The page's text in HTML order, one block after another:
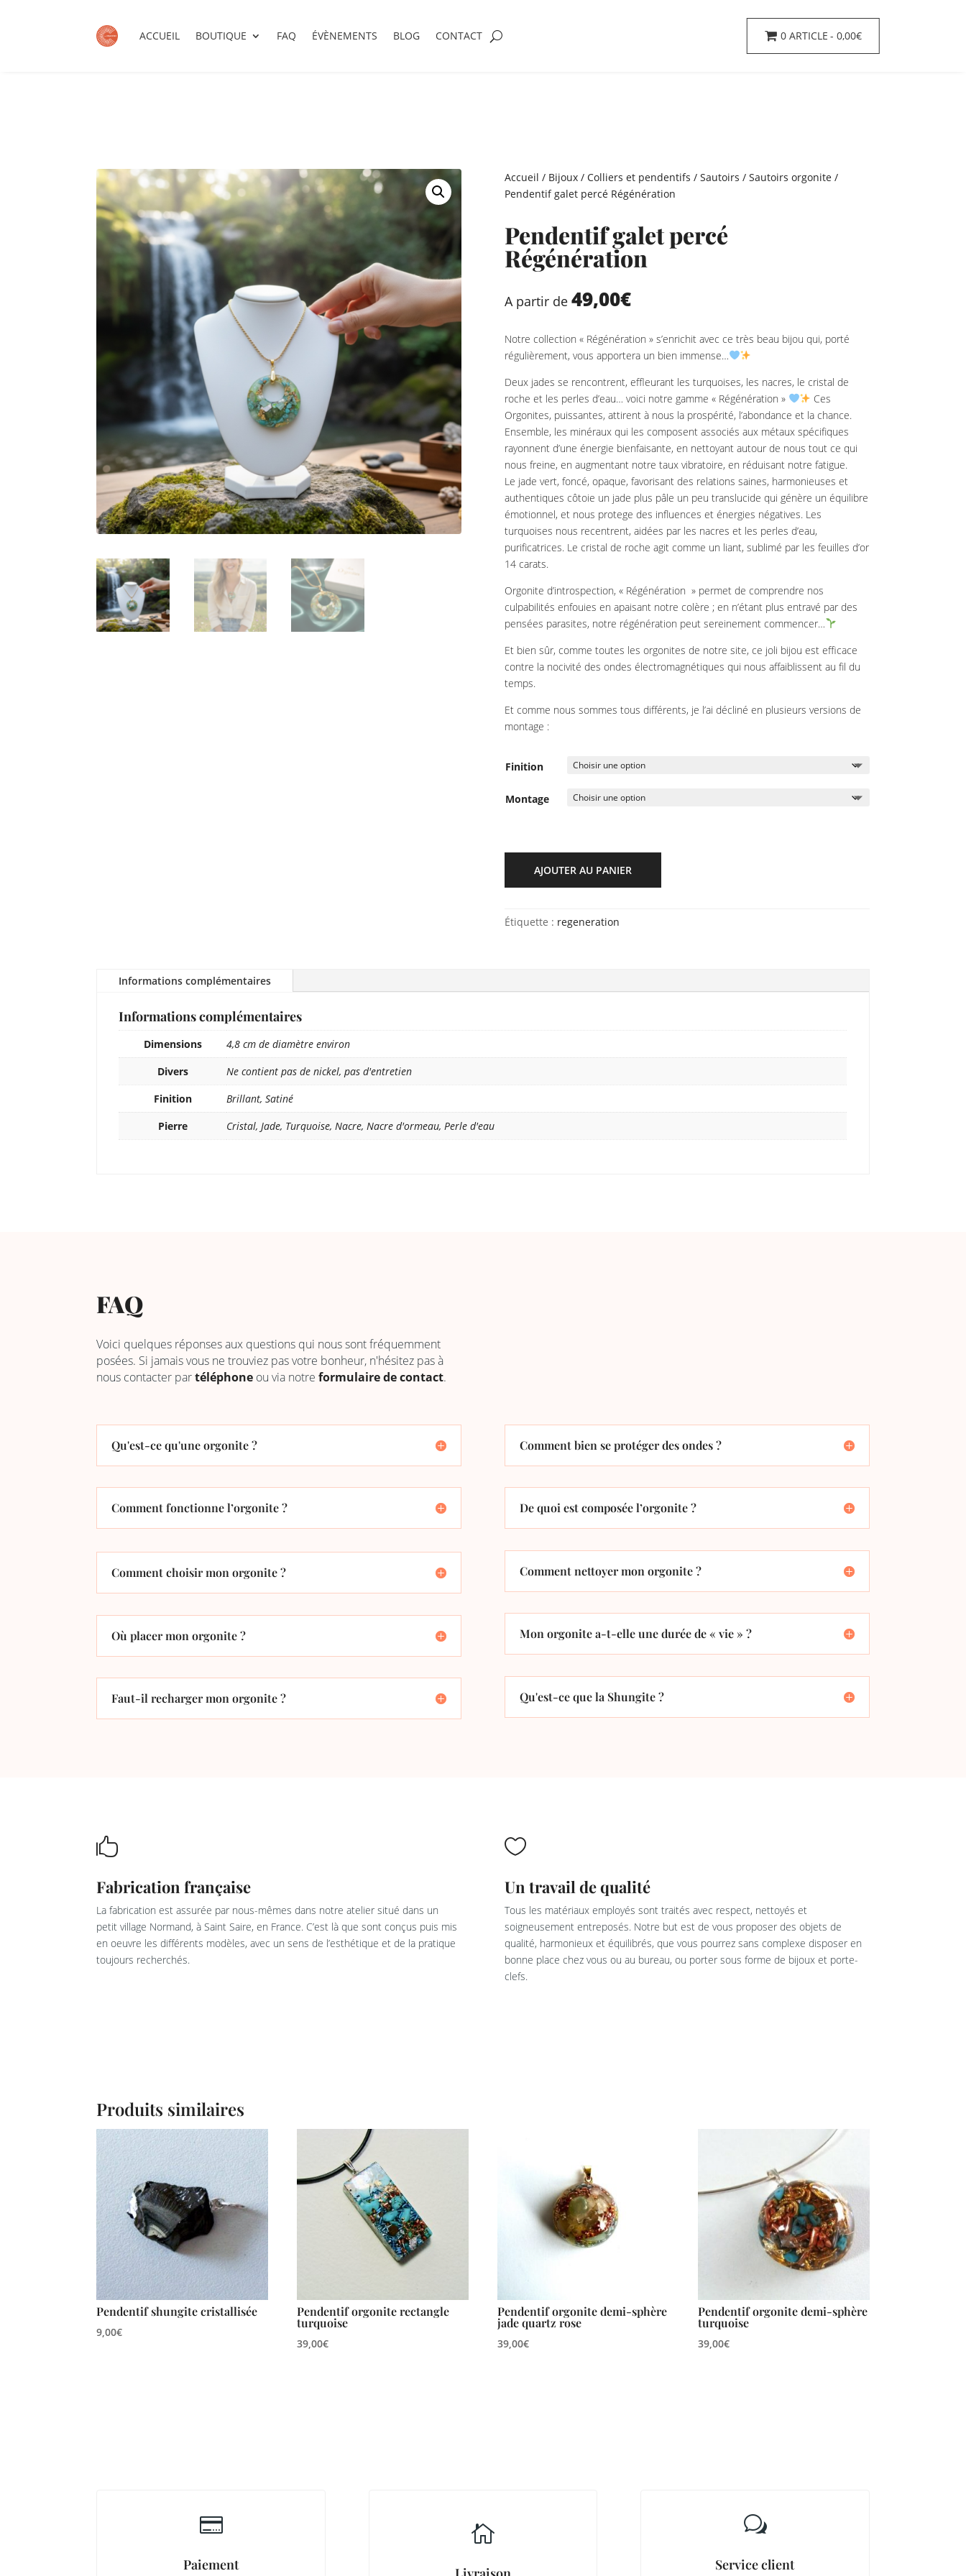
ACCUEIL BOUTIQUE FAQ ÉVÈNEMENTS BLOG CONTACT 0 ARTICLE 0,00€
Accueil / Bijoux/ Colliers et pendentifs / Sautoirs / Sautoirs orgonite/
Pendentif galet percé Régénération
Pendentif galet percé
Régénération
A partir de 49,00€
Notre collection « Régénération » s’enrichit avec ce très beau bijou qui, porté
régulièrement, vous apportera un bien immense…
Deux jades se rencontrent, effleurant les turquoises, les nacres, le cristal de
roche et les perles d’eau… voici notre gamme « Régénération »
Ces
Orgonites, puissantes, attirent à nous la prospérité, l’abondance et la chance.
Ensemble, les minéraux qui les composent associés aux métaux spécifiques
rayonnent d’une énergie bienfaisante, en nettoyant autour de nous tout ce qui
nous freine, en augmentant notre taux vibratoire, en réduisant notre fatigue.
Le jade vert, foncé, opaque, favorisant des relations saines, harmonieuses et
authentiques côtoie un jade plus pâle un peu translucide qui génère un équilibre
émotionnel, et nous protege des influences et énergies négatives. Les
turquoises nous recentrent, aidées par les nacres et les perles d’eau,
purificatrices. Le cristal de roche agit comme un liant, sublimé par les feuilles d’or
14 carats.
Orgonite d’introspection, « Régénération » permet de comprendre nos
culpabilités enfouies en apaisant notre colère ; en n’étant plus entravé par des
pensées parasites, notre régénération peut sereinement commencer…
Et bien sûr, comme toutes les orgonites de notre site, ce joli bijou est efficace
contre la nocivité des ondes électromagnétiques qui nous affaiblissent au fil du
temps.
Et comme nous sommes tous différents, je l’ai décliné en plusieurs versions de
montage :
Finition
Montage
AJOUTER AU PANIER
Étiquette : regeneration
Informations complémentaires
Informations complémentaires
Dimensions
4,8 cm de diamètre environ
Divers
Ne contient pas de nickel, pas d'entretien
Finition
Brillant, Satiné
Pierre
Cristal, Jade, Turquoise, Nacre, Nacre d'ormeau, Perle d'eau
FAQ
Voici quelques réponses aux questions qui nous sont fréquemment
posées. Si jamais vous ne trouviez pas votre bonheur, n'hésitez pas à
nous contacter partéléphone ou via notreformulaire de contact.
Qu'est-ce qu'une orgonite ?
Comment fonctionne l’orgonite ?
Comment choisir mon orgonite ?
Où placer mon orgonite ?
Faut-il recharger mon orgonite ?
Comment bien se protéger des ondes ?
De quoi est composée l’orgonite ?
Comment nettoyer mon orgonite ?
Mon orgonite a-t-elle une durée de « vie » ?
Qu'est-ce que la Shungite ?

Fabrication française
La fabrication est assurée par nous-mêmes dans notre atelier situé dans un
petit village Normand, à Saint Saire, en France. C’est là que sont conçus puis mis
en oeuvre les différents modèles, avec un sens de l’esthétique et de la pratique
toujours recherchés.

Un travail de qualité
Tous les matériaux employés sont traités avec respect, nettoyés et
soigneusement entreposés. Notre but est de vous proposer des objets de
qualité, harmonieux et équilibrés, que vous pourrez sans complexe disposer en
bonne place chez vous ou au bureau, ou porter sous forme de bijoux et porte-
clefs.
Produits similaires
Pendentif shungite cristallisée
9,00€
Pendentif orgonite rectangle
turquoise
39,00€
Pendentif orgonite demi-sphère
jade quartz rose
39,00€
Pendentif orgonite demi-sphère
turquoise
39,00€

Paiement
 w
Service client